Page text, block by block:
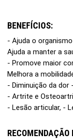
BENEFÍCIOS:
- Ajuda o
Ajuda a manter a
- Promove maior
Melhora a
- Diminuição da
- Artrite e
- Lesão articular, -
RECOMENDAÇÃO